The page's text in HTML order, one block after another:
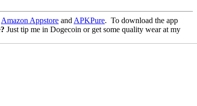
Amazon Appstore and APKPure. To download the app
Just tip me in Dogecoin or get some quality wear at my